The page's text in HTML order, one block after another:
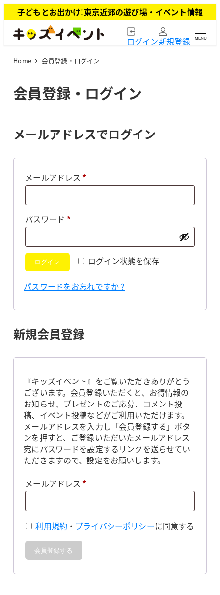
イ
子どもとお出かけ!東京近郊の遊び場・イベント情報
ログイン新規登録 MENU
Home 会員登録・ログイン
会員登録・ログイン
メールアドレスでログイン
メールアドレス *必
パスワード *必
ログイン状態を保存
ログイン
パスワードをお忘れですか ?
新規会員登録
『キッズイベント』をご覧いただきありがとう
ございます。会員登録いただくと、お得情報の
お知らせ、プレゼントのご応募、コメント投
稿、イベント投稿などがご利用いただけます。
メールアドレスを入力し「会員登録する」ボタ
ンを押すと、ご登録いただいたメールアドレス
宛にパスワードを設定するリンクを送らせてい
ただきますので、設定をお願いします。
メールアドレス *必
利用規約 ・ プライバシーポリシーに同意する
会員登録する